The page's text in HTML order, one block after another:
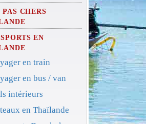
CHERS
EN
en train
en bus / van
intérieurs
en Thaïlande